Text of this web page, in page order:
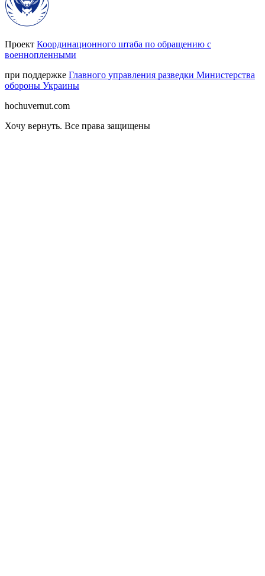
Проект Координационного штаба по обращению с
военнопленными
при поддержке Главного управления разведки Министерства
обороны Украины
hochuvernut.com
Хочу вернуть. Все права защищены